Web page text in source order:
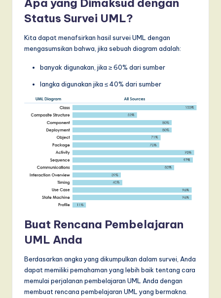
Apa yang Dimaksud dengan
Status Survei UML?
Kita dapat menafsirkan hasil survei UML dengan
mengasumsikan bahwa, jika sebuah diagram adalah:
banyak digunakan, jika ≥ 60% dari sumber
langka digunakan jika ≤ 40% dari sumber
Buat Rencana Pembelajaran
UML Anda
Berdasarkan angka yang dikumpulkan dalam survei, Anda
dapat memiliki pemahaman yang lebih baik tentang cara
memulai perjalanan pembelajaran UML Anda dengan
membuat rencana pembelajaran UML yang bermakna.